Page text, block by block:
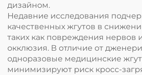
дизайном.
Недавние исследования
качественных жгутов в
таких как повреждения нервов
окклюзия. В отличие от
одноразовые медицинские
минимизируют риск кросс-